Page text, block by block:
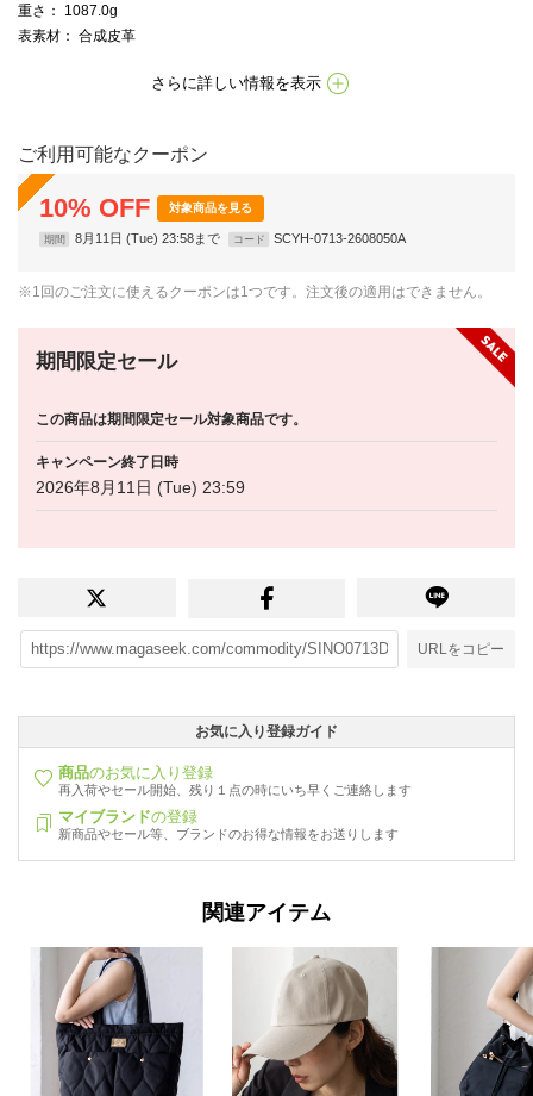
重さ ： 1087.0g
表素材 ： 合成皮革
さらに詳しい情報を表示
ご利用可能なクーポン
10% OFF 対象商品を見る
期間 8月11日 (Tue) 23:58まで コード SCYH-0713-2608050A
※1回のご注文に使えるクーポンは1つです。注文後の適用はできません。
期間限定セール
この商品は期間限定セール対象商品です。
キャンペーン終了日時
2026年8月11日 (Tue) 23:59
URLをコピー
お気に入り登録ガイド
商品のお気に入り登録
再入荷やセール開始、残り１点の時にいち早くご連絡します
マイブランドの登録
新商品やセール等、ブランドのお得な情報をお送りします
関連アイテム